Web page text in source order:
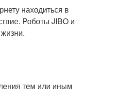
находиться в
Роботы JIBO и
тем или иным